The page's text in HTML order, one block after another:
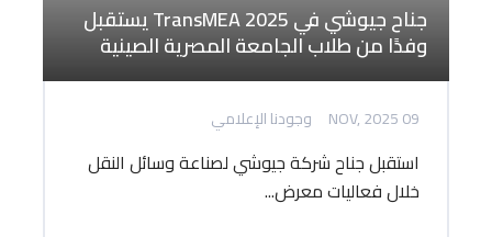
جناح جيوشي في TransMEA 2025 يستقبل
وفدًا من طلاب الجامعة المصرية الصينية
09 NOV, 2025 وجودنا الإعلامي
استقبل جناح شركة جيوشي لصناعة وسائل النقل
خلال فعاليات معرض...